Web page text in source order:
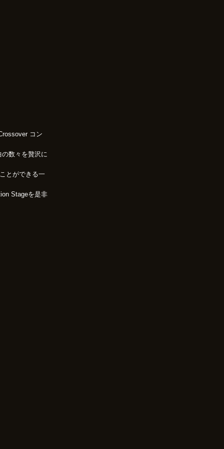
コン
の数々を贅沢に
とができる一
Stageを是非